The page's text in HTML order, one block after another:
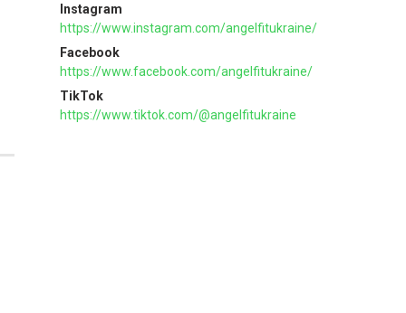
Instagram
https://www.instagram.com/angelfitukraine/
Facebook
https://www.facebook.com/angelfitukraine/
TikTok
https://www.tiktok.com/@angelfitukraine